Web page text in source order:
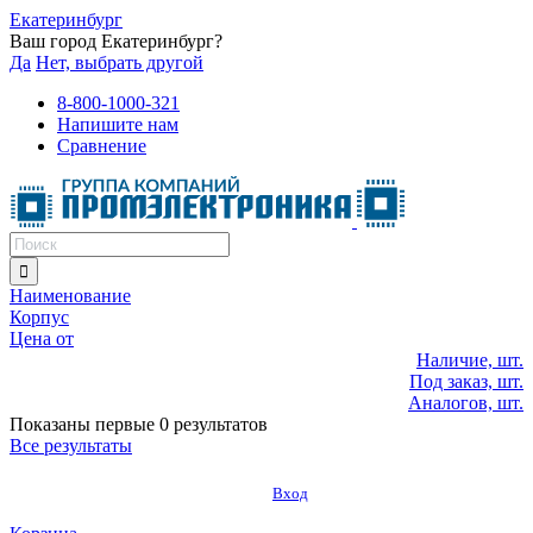
Екатеринбург
Ваш город Екатеринбург?
Да Нет, выбрать другой
8-800-1000-321
Напишите нам
Сравнение
Наименование
Корпус
Цена от
Наличие, шт.
Под заказ, шт.
Аналогов, шт.
Показаны первые 0 результатов
Все результаты
Вход